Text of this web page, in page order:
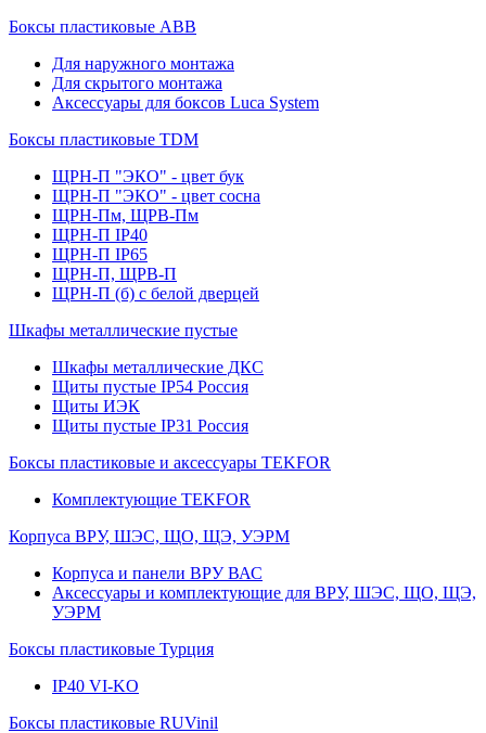
Боксы пластиковые ABB
Для наружного монтажа
Для скрытого монтажа
Аксессуары для боксов Luca System
Боксы пластиковые TDM
ЩРН-П "ЭКО" - цвет бук
ЩРН-П "ЭКО" - цвет сосна
ЩРН-Пм, ЩРВ-Пм
ЩРН-П IP40
ЩРН-П IP65
ЩРН-П, ЩРВ-П
ЩРН-П (б) с белой дверцей
Шкафы металлические пустые
Шкафы металлические ДКС
Щиты пустые IP54 Россия
Щиты ИЭК
Щиты пустые IP31 Россия
Боксы пластиковые и аксессуары TEKFOR
Комплектующие TEKFOR
Корпуса ВРУ, ШЭС, ЩО, ЩЭ, УЭРМ
Корпуса и панели ВРУ ВАС
Аксессуары и комплектующие для ВРУ, ШЭС, ЩО, ЩЭ,
УЭРМ
Боксы пластиковые Турция
IP40 VI-KO
Боксы пластиковые RUVinil